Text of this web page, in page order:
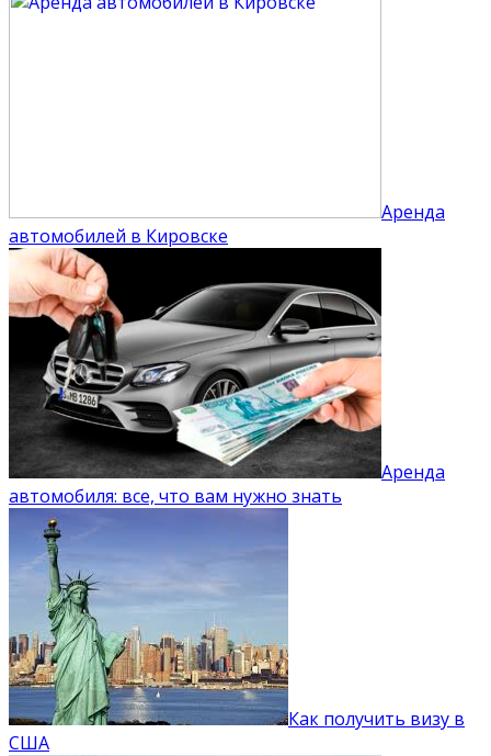
Аренда
автомобилей в Кировске
Аренда
автомобиля: все, что вам нужно знать
Как получить визу в
США